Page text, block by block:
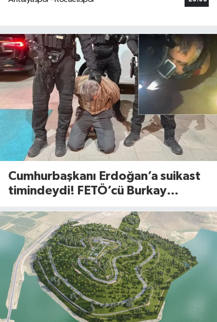
Cumhurbaşkanı Erdoğan’a suikast
timindeydi! FETÖ’cü Burkay